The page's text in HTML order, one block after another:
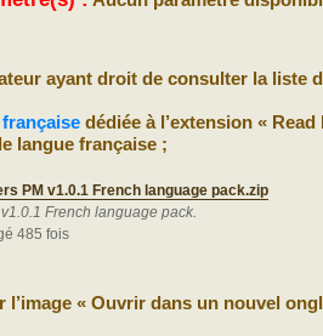
ayant droit de consulter la liste
dédiée à l’extension «
langue française ;
PM v1.0.1 French language pack.zip
French language pack.
485 fois
l’image « Ouvrir dans un nouvel